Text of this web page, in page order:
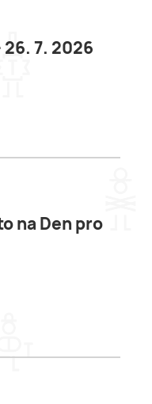
26. 7. 2026
na Den pro